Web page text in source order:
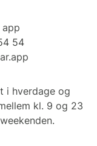
app
54
i hverdage og
kl. 9 og 23